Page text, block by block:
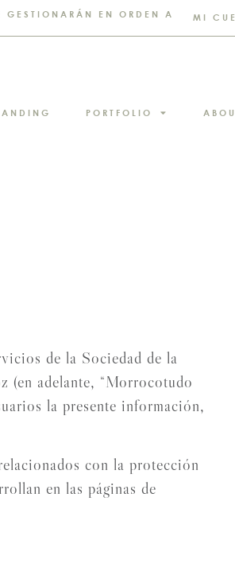
EN ORDEN A
MI
PORTFOLIO
de la Sociedad de la
adelante, “Morrocotudo
la presente información,
con la protección
en las páginas de